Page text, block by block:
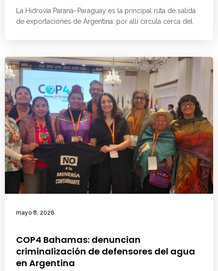
La Hidrovía Paraná–Paraguay es la principal ruta de salida
de exportaciones de Argentina: por allí circula cerca del
mayo 8, 2026
COP4 Bahamas: denuncian
criminalización de defensores del agua
en Argentina